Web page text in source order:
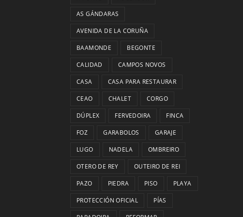
AS GÁNDARAS
AVENIDA DE LA CORUÑA
BAAMONDE BEGONTE
CALIDAD CAMPOS NOVOS
CASA CASA PARA RESTAURAR
CEAO CHALET CORGO
DÚPLEX FERVEDOIRA FINCA
FOZ GARABOLOS GARAJE
LUGO NADELA OMBREIRO
OTERO DE REY OUTEIRO DE REI
PAZO PIEDRA PISO PLAYA
PROTECCIÓN OFICIAL PÍAS